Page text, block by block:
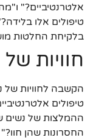
אלטרנטיביים?"
טיפולים אלו
בלקיחת החלטות
חוויות
הקשבה לחוויות של
טיפולים
ההמלצות של נשים
החסרונות שהן